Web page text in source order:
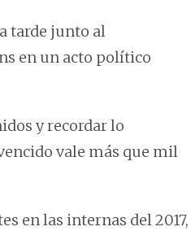
tarde junto al
en un acto político
y recordar lo
vale más que mil
en las internas del 2017,